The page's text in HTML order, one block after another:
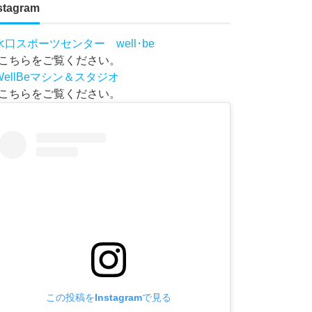
口スポーツセンター well･be
ちらをご覧ください。
マシン＆スタジオ
ちらをご覧ください。
この投稿をInstagramで見る